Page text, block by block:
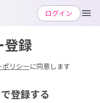
登録
ポリシーに同意します
登録する
ログイン